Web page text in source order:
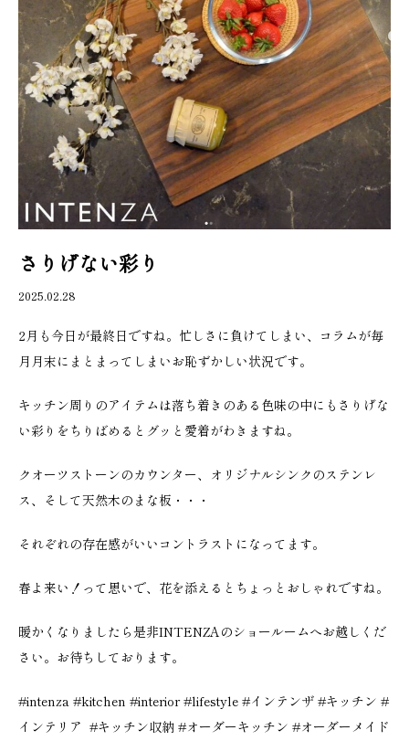
さりげない彩り
2025.02.28
2月も今日が最終日ですね。忙しさに負けてしまい、コラムが毎
月月末にまとまってしまいお恥ずかしい状況です。
キッチン周りのアイテムは落ち着きのある色味の中にもさりげな
い彩りをちりばめるとグッと愛着がわきますね。
クオーツストーンのカウンター、オリジナルシンクのステンレ
ス、そして天然木のまな板・・・
それぞれの存在感がいいコントラストになってます。
春よ来い！って思いで、花を添えるとちょっとおしゃれですね。
暖かくなりましたら是非INTENZAのショールームへお越しくだ
さい。お待ちしております。
#intenza #kitchen #interior #lifestyle #インテンザ #キッチン #
インテリア #キッチン収納 #オーダーキッチン #オーダーメイド